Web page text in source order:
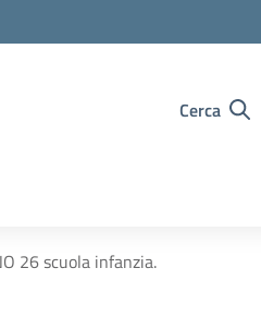
Cerca
26 scuola infanzia.